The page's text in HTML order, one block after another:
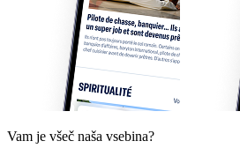
Vam je všeč naša vsebina?